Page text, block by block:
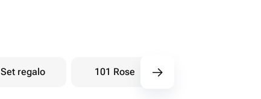
Set regalo 101 Rose